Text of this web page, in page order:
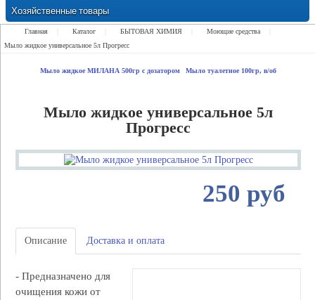
Хозяйственные товары
Замки Ручки Петли Засовы Проушины
Главная Каталог БЫТОВАЯ ХИМИЯ Моющие средства
Мыло жидкое универсальное 5л Прогресс
Мыло жидкое МИЛАНА 500гр с дозатором Мыло туалетное 100гр, в/об
Мыло жидкое универсальное 5л
Прогресс
250 руб
Описание Доставка и оплата
- Предназначено для
очищения кожи от